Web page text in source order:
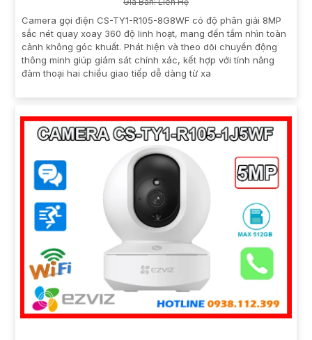
Camera gọi điện CS-TY1-R105-8G8WF có độ phân giải 8MP
sắc nét quay xoay 360 độ linh hoạt, mang đến tầm nhìn toàn
cảnh không góc khuất. Phát hiện và theo dõi chuyển động
thông minh giúp giám sát chính xác, kết hợp với tính năng
đàm thoại hai chiều giao tiếp dễ dàng từ xa